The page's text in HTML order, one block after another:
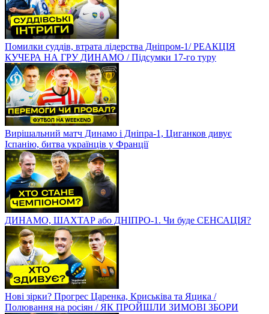
Помилки суддів, втрата лідерства Дніпром-1/ РЕАКЦІЯ
КУЧЕРА НА ГРУ ДИНАМО / Підсумки 17-го туру
Вирішальний матч Динамо і Дніпра-1, Циганков дивує
Іспанію, битва українців у Франції
ДИНАМО, ШАХТАР або ДНІПРО-1. Чи буде СЕНСАЦІЯ?
Нові зірки? Прогрес Царенка, Криськіва та Яцика /
Полювання на росіян / ЯК ПРОЙШЛИ ЗИМОВІ ЗБОРИ